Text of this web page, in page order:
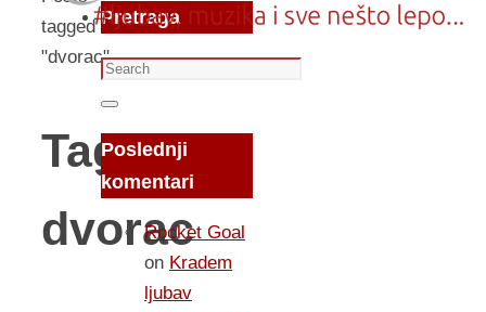
tagged
"dvorac"
Tag:
dvorac
Pretraga
Search
for:
Search
Poslednji
komentari
Rocket Goal
on Kradem
ljubav